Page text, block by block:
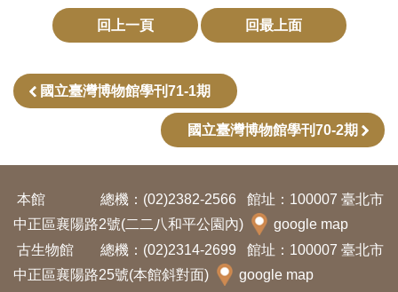
與
資
宣
告
資
回上一頁 回最上面
國立臺灣博物館學刊71-1期
國立臺灣博物館學刊70-2期
本館 總機：(02)2382-2566
館址：100007 臺北市
中正區襄陽路2號(二二八和平公園內)
google map
古生物館
總機：(02)2314-2699
館址：100007 臺北市
中正區襄陽路25號(本館斜對面)
google map